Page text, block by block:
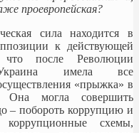
проевропейская?
сила находится в
к действующей
что после Революции
имела все
«прыжка» в
Она могла совершить
– побороть коррупцию и
схемы,